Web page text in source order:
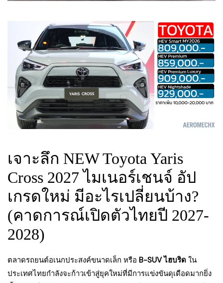
เจาะลึก NEW Toyota Yaris
Cross 2027 ไมเนอร์เชนจ์ อัป
เกรดใหม่ มีอะไรเปลี่ยนบ้าง?
(คาดการณ์เปิดตัวไทยปี 2027-
2028)
ตลาดรถยนต์อเนกประสงค์ขนาดเล็ก หรือ B-SUV ไฮบริด ใน
ประเทศไทยกำลังจะก้าวเข้าสู่ยุคใหม่ที่มีการแข่งขันดุเดือดมากยิ่ง